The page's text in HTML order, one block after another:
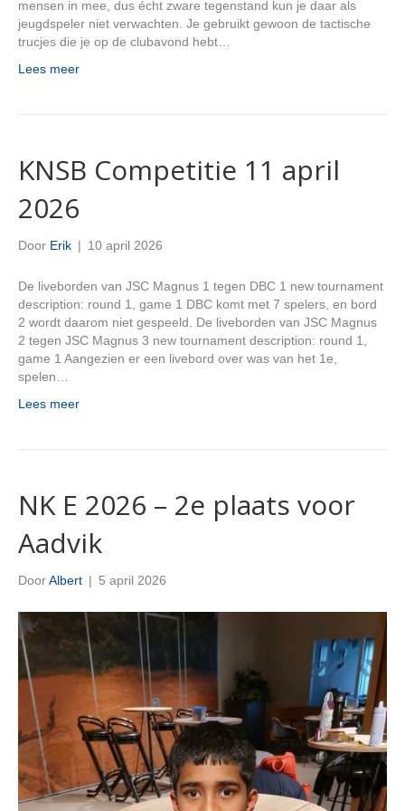
mensen in mee, dus écht zware tegenstand kun je daar als
jeugdspeler niet verwachten. Je gebruikt gewoon de tactische
trucjes die je op de clubavond hebt…
Lees meer
KNSB Competitie 11 april
2026
Door Erik | 10 april 2026
De liveborden van JSC Magnus 1 tegen DBC 1 new tournament
description: round 1, game 1 DBC komt met 7 spelers, en bord
2 wordt daarom niet gespeeld. De liveborden van JSC Magnus
2 tegen JSC Magnus 3 new tournament description: round 1,
game 1 Aangezien er een livebord over was van het 1e,
spelen…
Lees meer
NK E 2026 – 2e plaats voor
Aadvik
DoorAlbert | 5 april 2026